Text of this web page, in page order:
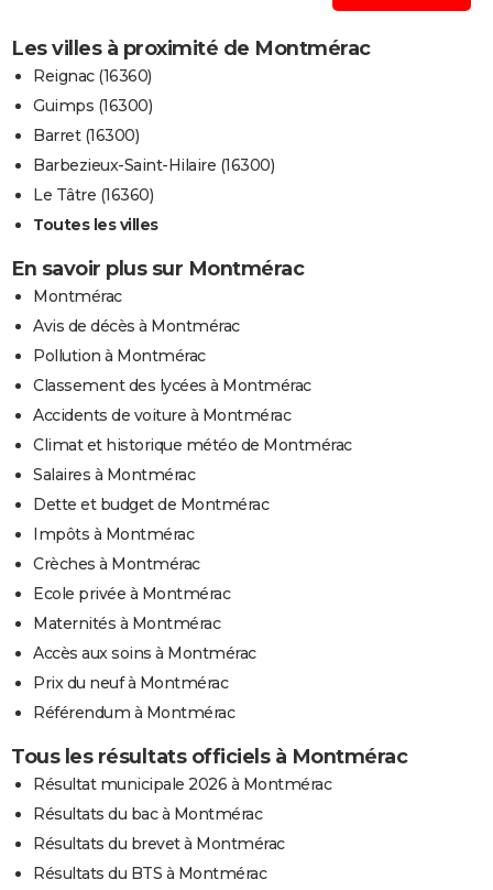
Les villes à proximité de Montmérac
Reignac (16360)
Guimps (16300)
Barret (16300)
Barbezieux-Saint-Hilaire (16300)
Le Tâtre (16360)
Toutes les villes
En savoir plus sur Montmérac
Montmérac
Avis de décès à Montmérac
Pollution à Montmérac
Classement des lycées à Montmérac
Accidents de voiture à Montmérac
Climat et historique météo de Montmérac
Salaires à Montmérac
Dette et budget de Montmérac
Impôts à Montmérac
Crèches à Montmérac
Ecole privée à Montmérac
Maternités à Montmérac
Accès aux soins à Montmérac
Prix du neuf à Montmérac
Référendum à Montmérac
Tous les résultats officiels à Montmérac
Résultat municipale 2026 à Montmérac
Résultats du bac à Montmérac
Résultats du brevet à Montmérac
Résultats du BTS à Montmérac